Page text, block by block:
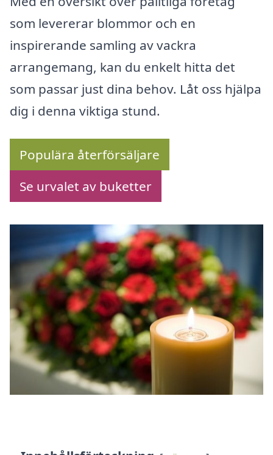
som levererar blommor och en
inspirerande samling av vackra
arrangemang, kan du enkelt hitta det
som passar just dina behov. Låt oss hjälpa
dig i denna viktiga stund.
Populära återförsäljare
Se urvalet av buketter